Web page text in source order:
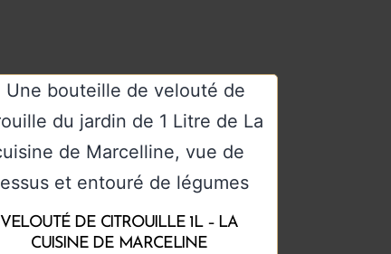
VELOUTÉ DE CITROUILLE 1L – LA
CUISINE DE MARCELINE